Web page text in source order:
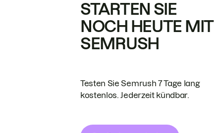
STARTEN SIE
NOCH HEUTE MIT
SEMRUSH
Testen Sie Semrush 7 Tage lang
kostenlos. Jederzeit kündbar.